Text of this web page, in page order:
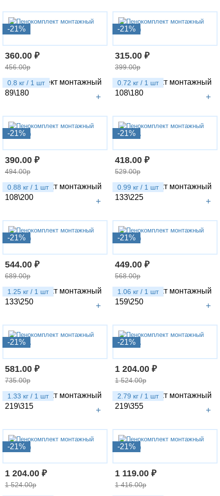
-21%
0.8 кг / 1 шт
360.00 ₽
+
456.00р
Пенокомплект монтажный
89\180
-21%
0.72 кг / 1 шт
315.00 ₽
+
399.00р
Пенокомплект монтажный
108\180
-21%
0.88 кг / 1 шт
390.00 ₽
+
494.00р
Пенокомплект монтажный
108\200
-21%
0.99 кг / 1 шт
418.00 ₽
+
529.00р
Пенокомплект монтажный
133\225
-21%
1.25 кг / 1 шт
544.00 ₽
+
689.00р
Пенокомплект монтажный
133\250
-21%
1.06 кг / 1 шт
449.00 ₽
+
568.00р
Пенокомплект монтажный
159\250
-21%
1.33 кг / 1 шт
581.00 ₽
+
735.00р
Пенокомплект монтажный
219\315
-21%
2.79 кг / 1 шт
1 204.00 ₽
+
1 524.00р
Пенокомплект монтажный
219\355
-21%
1 204.00 ₽
1 524.00р
-21%
1 119.00 ₽
1 416.00р